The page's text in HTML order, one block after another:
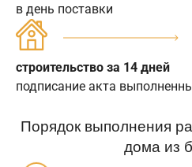
в день поставки
строительство за 14 дней
подписание акта
Порядок выполнения
дома из